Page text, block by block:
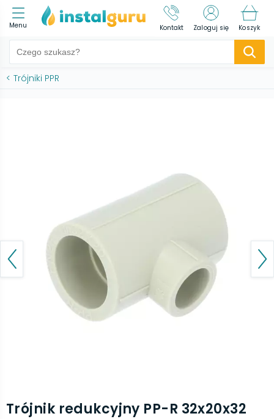
Menu Kontakt Zaloguj się Koszyk
< Trójniki PPR
Trójnik redukcyjny PP-R 32x20x32